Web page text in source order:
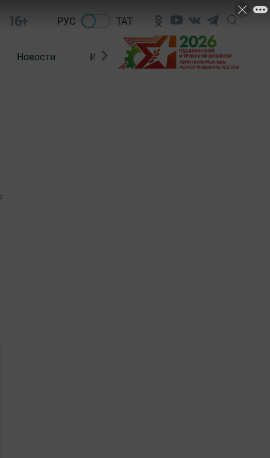
16+ РУС ТАТ
Новости Из зала суда